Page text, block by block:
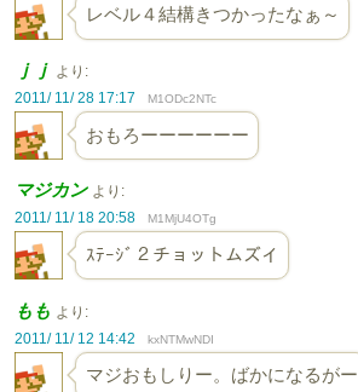
レベル４結構きつかったなぁ～
ｊｊ より:
2011/ 11/ 28 17:17
M1ODc2NTc
おもろーーーーーー
マジカン より:
2011/ 11/ 18 20:58
M1MjU4OTg
ｽﾃｰｼﾞ２チョットムズイ
もも より:
2011/ 11/ 12 14:42
kxNTMwNDI
マジおもしりー。ばかになるがー